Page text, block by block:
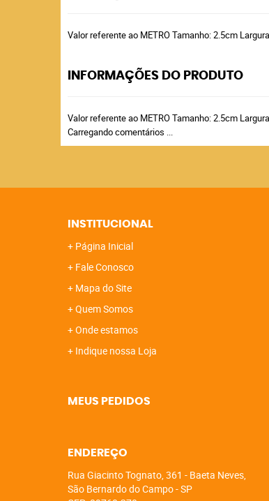
Valor referente ao METRO Tamanho: 2.5cm
INFORMAÇÕES DO PRODUTO
Valor referente ao METRO Tamanho: 2.5cm
Carregando comentários ...
INSTITUCIONAL
Página Inicial
Fale Conosco
Mapa do Site
Quem Somos
Onde estamos
Indique nossa Loja
MEUS PEDIDOS
ENDEREÇO
Rua Giacinto Tognato, 361 - Baeta Neves,
São Bernardo do Campo-SP